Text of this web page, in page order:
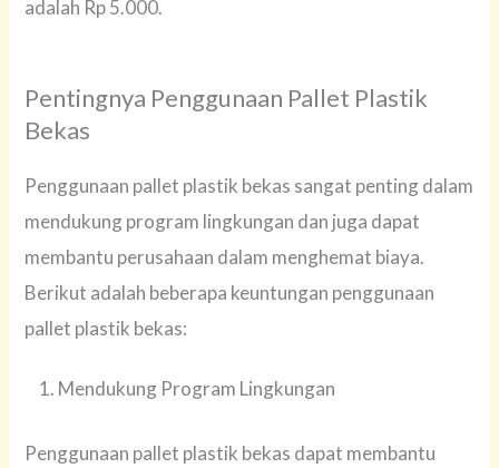
adalah Rp 5.000.
Pentingnya Penggunaan Pallet Plastik
Bekas
Penggunaan pallet plastik bekas sangat penting dalam
mendukung program lingkungan dan juga dapat
membantu perusahaan dalam menghemat biaya.
Berikut adalah beberapa keuntungan penggunaan
pallet plastik bekas:
Mendukung Program Lingkungan
Penggunaan pallet plastik bekas dapat membantu